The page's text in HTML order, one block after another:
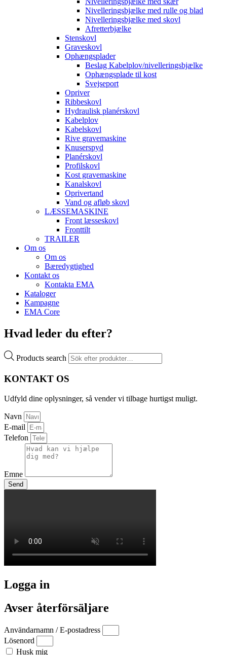
Nivelleringsbjælke med rulle og blad
Nivelleringsbjælke med skovl
Afretterbjælke
Stenskovl
Graveskovl
Ophængsplader
Beslag Kabelplov/nivelleringsbjælke
Ophængsplade til kost
Svejseport
Opriver
Ribbeskovl
Hydraulisk planérskovl
Kabelplov
Kabelskovl
Rive gravemaskine
Knuserspyd
Planérskovl
Profilskovl
Kost gravemaskine
Kanalskovl
Oprivertand
Vand og afløb skovl
LÆSSEMASKINE
Front læsseskovl
Fronttilt
TRAILER
Om os
Om os
Bæredygtighed
Kontakt os
Kontakta EMA
Kataloger
Kampagne
EMA Core
Hvad leder du efter?
Products search
KONTAKT OS
Udfyld dine oplysninger, så vender vi tilbage hurtigst muligt.
Navn
E-mail
Telefon
Emne
Send
Logga in
Avser återförsäljare
Användarnamn / E-postadress
Lösenord
Husk mig